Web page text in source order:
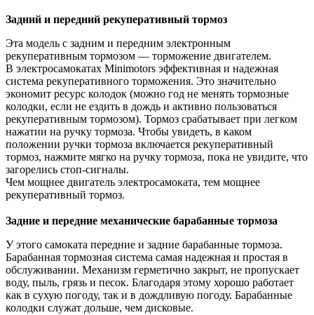
Задний и передний рекуперативный тормоз
Эта модель с задним и передним электронным
рекуперативным тормозом — торможение двигателем.
В электросамокатах Minimotors эффективная и надежная
система рекуперативного торможения. Это значительно
экономит ресурс колодок (можно год не менять тормозные
колодки, если не ездить в дождь и активно пользоваться
рекуперативным тормозом). Тормоз срабатывает при легком
нажатии на ручку тормоза. Чтобы увидеть, в каком
положении ручки тормоза включается рекуперативный
тормоз, нажмите мягко на ручку тормоза, пока не увидите, что
загорелись стоп-сигналы.
Чем мощнее двигатель электросамоката, тем мощнее
рекуперативный тормоз.
Задние и передние механические барабанные тормоза
У этого самоката передние и задние барабанные тормоза.
Барабанная тормозная система самая надежная и простая в
обслуживании. Механизм герметично закрыт, не пропускает
воду, пыль, грязь и песок. Благодаря этому хорошо работает
как в сухую погоду, так и в дождливую погоду. Барабанные
колодки служат дольше, чем дисковые.